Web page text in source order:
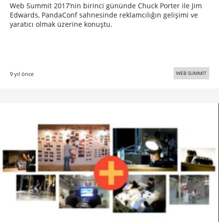
Web Summit 2017’nin birinci gününde Chuck Porter ile Jim
Edwards, PandaConf sahnesinde reklamcılığın gelişimi ve
yaratıcı olmak üzerine konuştu.
9 yıl önce WEB SUMMİT